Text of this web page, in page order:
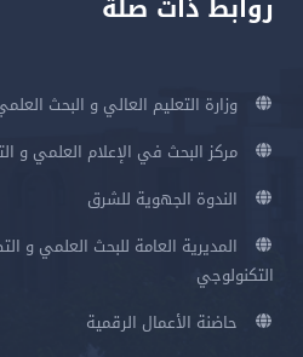
وزارة التعليم العالي و البحث
مركز البحث في الإعلام العلمي و
الندوة الجهوية للشرق
المديرية العامة للبحث العلمي و
التكنولوجي
حاضنة الأعمال الرقمية